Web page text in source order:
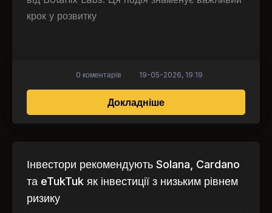
крок у розвитку
Докладнішепро DeFi-протокол
0 коментарів 19-05-2026, 19:19
Інвестори рекомендують Solana, Cardano
та eTukTuk як інвестиції з низьким рівнем
ризику